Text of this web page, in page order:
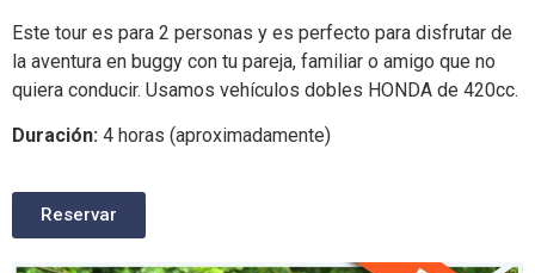
Este tour es para 2 personas y es perfecto para disfrutar de
la aventura en buggy con tu pareja, familiar o amigo que no
quiera conducir. Usamos vehículos dobles HONDA de 420cc.
Duración: 4 horas (aproximadamente)
Reservar